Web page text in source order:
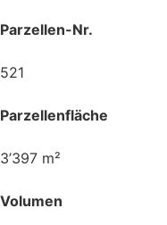
Parzellen-Nr.
521
Parzellenfläche
3’397 m²
Volumen